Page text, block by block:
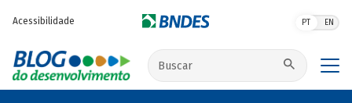
Acessibilidade PT EN
Buscar no site